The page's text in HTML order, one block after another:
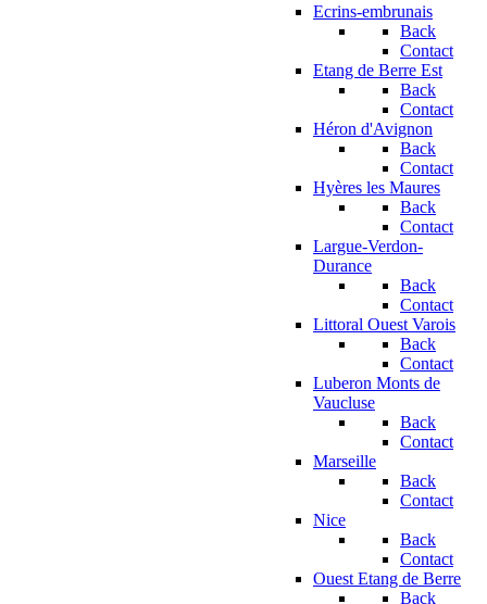
Ecrins-embrunais
Back
Contact
Etang de Berre Est
Back
Contact
Héron d'Avignon
Back
Contact
Hyères les Maures
Back
Contact
Largue-Verdon-
Durance
Back
Contact
Littoral Ouest Varois
Back
Contact
Luberon Monts de
Vaucluse
Back
Contact
Marseille
Back
Contact
Nice
Back
Contact
Ouest Etang de Berre
Back